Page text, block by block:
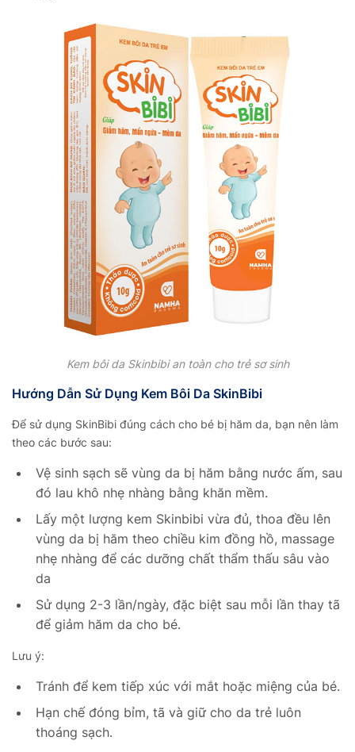
Kem bôi da Skinbibi an toàn cho trẻ sơ sinh
Hướng Dẫn Sử Dụng Kem Bôi Da SkinBibi
Để sử dụng SkinBibi đúng cách cho bé bị hăm da, bạn nên làm
theo các bước sau:
Vệ sinh sạch sẽ vùng da bị hăm bằng nước ấm, sau
đó lau khô nhẹ nhàng bằng khăn mềm.
Lấy một lượng kem Skinbibi vừa đủ, thoa đều lên
vùng da bị hăm theo chiều kim đồng hồ, massage
nhẹ nhàng để các dưỡng chất thẩm thấu sâu vào
da
Sử dụng 2-3 lần/ngày, đặc biệt sau mỗi lần thay tã
để giảm hăm da cho bé.
Lưu ý:
Tránh để kem tiếp xúc với mắt hoặc miệng của bé.
Hạn chế đóng bỉm, tã và giữ cho da trẻ luôn
thoáng sạch.